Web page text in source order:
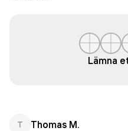
Lämna
T Thomas M.